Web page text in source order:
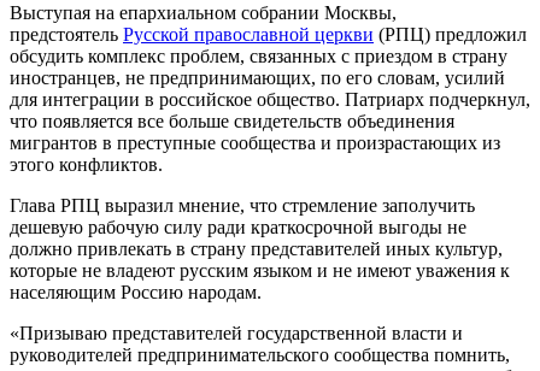
Выступая на епархиальном собрании Москвы,
предстоятель Русской православной церкви (РПЦ) предложил
обсудить комплекс проблем, связанных с приездом в страну
иностранцев, не предпринимающих, по его словам, усилий
для интеграции в российское общество. Патриарх подчеркнул,
что появляется все больше свидетельств объединения
мигрантов в преступные сообщества и произрастающих из
этого конфликтов.
Глава РПЦ выразил мнение, что стремление заполучить
дешевую рабочую силу ради краткосрочной выгоды не
должно привлекать в страну представителей иных культур,
которые не владеют русским языком и не имеют уважения к
населяющим Россию народам.
«Призываю представителей государственной власти и
руководителей предпринимательского сообщества помнить,